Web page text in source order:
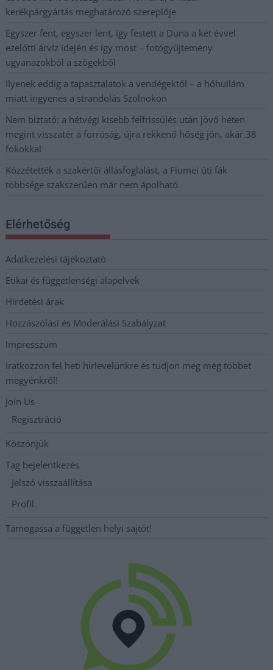
kerékpárgyártás meghatározó szereplője
Egyszer fent, egyszer lent, így festett a Duna a két évvel
ezelőtti árvíz idején és így most – fotógyűjtemény
ugyanazokból a szögekből
Ilyenek eddig a tapasztalatok a vendégektől – a hőhullám
miatt ingyenes a strandolás Szolnokon
Nem biztató: a hétvégi kisebb felfrissülés után jövő héten
megint visszatér a forróság, újra rekkenő hőség jön, akár 38
fokokkal
Közzétették a szakértői állásfoglalást, a Fiumei úti fák
többsége szakszerűen már nem ápolható
Elérhetőség
Adatkezelési tájékoztató
Etikai és függetlenségi alapelvek
Hirdetési árak
Hozzászólási és Moderálási Szabályzat
Impresszum
Iratkozzon fel heti hírlevelünkre és tudjon meg még többet
megyénkről!
Join Us
Regisztráció
Köszönjük
Tag bejelentkezés
Jelszó visszaállítása
Profil
Támogassa a független helyi sajtót!